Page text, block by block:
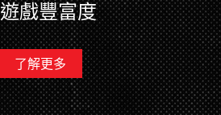
戲豐富度
了解更多